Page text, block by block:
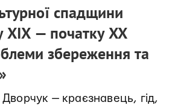
спадщини
ХІХ — початку XX
збереження та
— краєзнавець, гід,